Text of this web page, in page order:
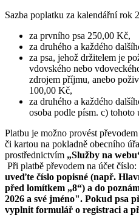
Sazba poplatku za kalendářní rok
za prvního psa 250,00 Kč,
za druhého a každého
za psa, jehož držitelem je
vdovského nebo
zdrojem příjmu, anebo
100,00 Kč,
za druhého a každého
osoba podle písm. c)
Platbu je možno provést
či kartou na pokladně obecního
prostřednictvím „Služby na
Při platbě převodem na účet číslo:
uveďte číslo popisné (např.
před lomítkem „8“) a do
2026 a své jméno". Pokud psa
vyplnit formulář o registraci a